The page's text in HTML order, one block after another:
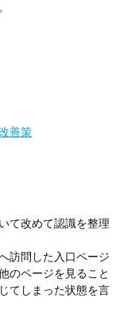
善策
て改めて認識を整理
訪問した入口ページ
のページを見ること
てしまった状態を言